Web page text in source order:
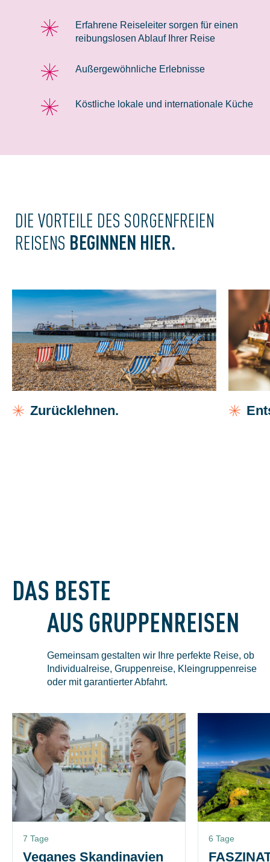
Erfahrene Reiseleiter sorgen für einen
reibungslosen Ablauf Ihrer Reise
Außergewöhnliche Erlebnisse
Köstliche lokale und internationale Küche
DIE VORTEILE DES SORGENFREIEN
REISENS BEGINNEN HIER.
Zurücklehnen.
DAS BESTE
AUS GRUPPENREISEN
Gemeinsam gestalten wir Ihre perfekte Reise, ob
Individualreise, Gruppenreise, Kleingruppenreise
oder mit garantierter Abfahrt.
7 Tage
Veganes Skandinavien
6 Tage